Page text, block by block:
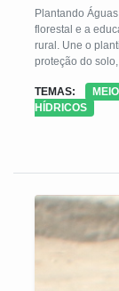
Plantando
florestal e a
rural. Une o
proteção do
filtrante, a
destas práticas
e residentes de
TEMAS:
HÍDRICOS